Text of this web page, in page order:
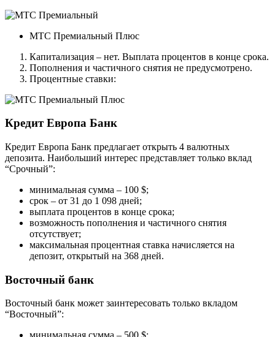
МТС Премиальный Плюс
Капитализация – нет. Выплата процентов в конце срока.
Пополнения и частичного снятия не предусмотрено.
Процентные ставки:
Кредит Европа Банк
Кредит Европа Банк предлагает открыть 4 валютных
депозита. Наибольший интерес представляет только вклад
“Срочный”:
минимальная сумма – 100 $;
срок – от 31 до 1 098 дней;
выплата процентов в конце срока;
возможность пополнения и частичного снятия
отсутствует;
максимальная процентная ставка начисляется на
депозит, открытый на 368 дней.
Восточный банк
Восточный банк может заинтересовать только вкладом
“Восточный”: